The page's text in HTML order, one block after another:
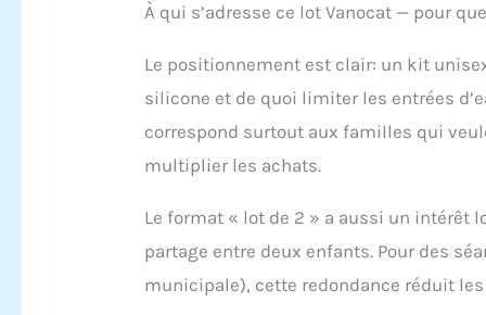
pas
la
À qui s’adresse ce lot Vanocat — pour
Le positionnement est clair: un kit
silicone et de quoi limiter les entrées
correspond surtout aux familles qui
multiplier les achats.
Le format « lot de 2 » a aussi un intérêt
partage entre deux enfants. Pour des
municipale), cette redondance réduit